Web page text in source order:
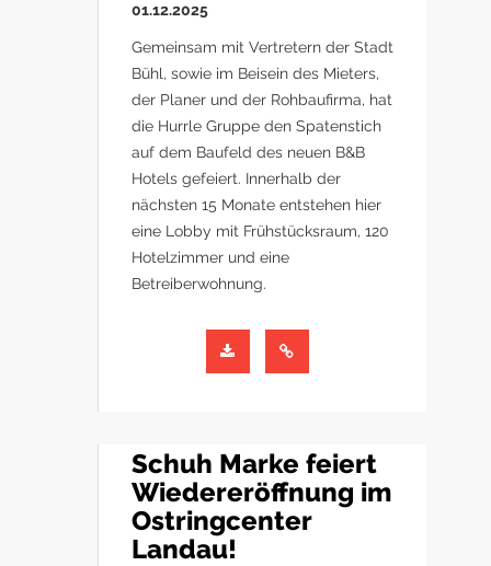
01.12.2025
Gemeinsam mit Vertretern der Stadt
Bühl, sowie im Beisein des Mieters,
der Planer und der Rohbaufirma, hat
die Hurrle Gruppe den Spatenstich
auf dem Baufeld des neuen B&B
Hotels gefeiert. Innerhalb der
nächsten 15 Monate entstehen hier
eine Lobby mit Frühstücksraum, 120
Hotelzimmer und eine
Betreiberwohnung.
Schuh Marke feiert
Wiedereröffnung im
Ostringcenter
Landau!